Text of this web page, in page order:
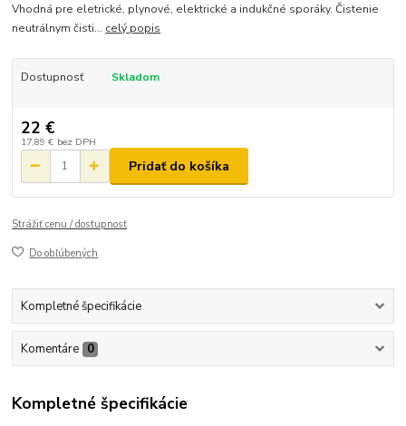
Vhodná pre eletrické, plynové, elektrické a indukčné sporáky. Čistenie
neutrálnym čisti... celý popis
Dostupnosť Skladom
22 €
17,89 € bez DPH
Pridať do košíka
Strážiť cenu / dostupnosť
Do obľúbených
Kompletné špecifikácie
Komentáre 0
Kompletné špecifikácie